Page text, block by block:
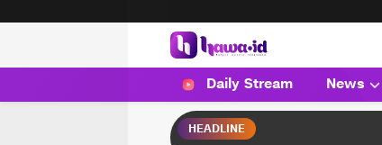
HAWA
Haluan Wanita Indonesia
Daily Stream News
HEADLINE